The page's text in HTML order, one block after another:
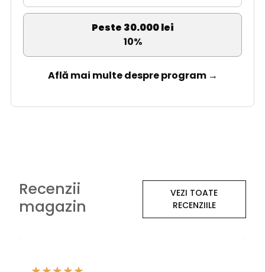
Peste 30.000 lei
10%
Află mai multe despre program →
Recenzii
magazin
VEZI TOATE
RECENZIILE